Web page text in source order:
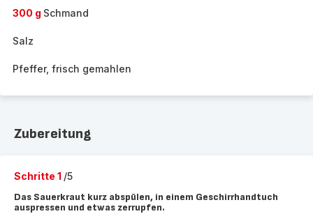
300 g Schmand
Salz
Pfeffer, frisch gemahlen
Zubereitung
Schritte 1 /5
Das Sauerkraut kurz abspülen, in einem Geschirrhandtuch
auspressen und etwas zerrupfen.